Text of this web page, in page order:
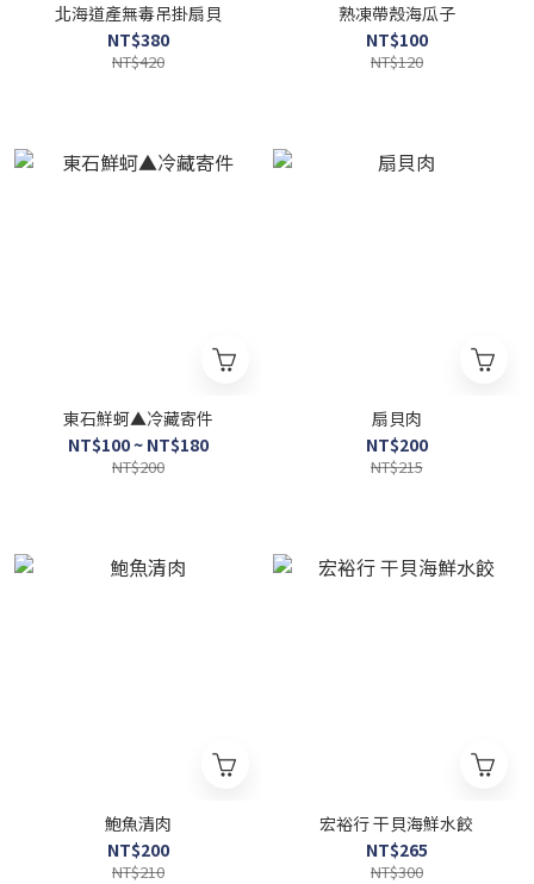
北海道產無毒吊掛扇貝
NT$380
NT$420
熟凍帶殼海瓜子
NT$100
NT$120
東石鮮蚵▲冷藏寄件
NT$100 ~ NT$180
NT$200
扇貝肉
NT$200
NT$215
鮑魚清肉
NT$200
NT$210
宏裕行 干貝海鮮水餃
NT$265
NT$300